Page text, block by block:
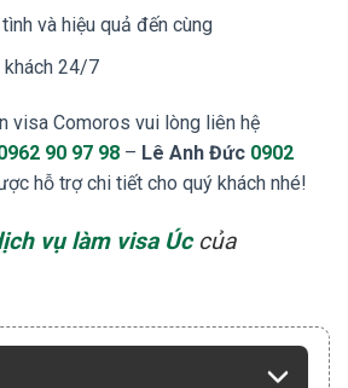
và hiệu quả đến cùng
khách 24/7
visa Comoros vui lòng liên hệ
90 97 98 – Lê Anh Đức 0902
hỗ trợ chi tiết cho quý khách nhé!
vụ làm visa Úccủa